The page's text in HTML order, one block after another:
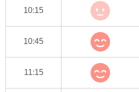
10:15
10:45
11:15